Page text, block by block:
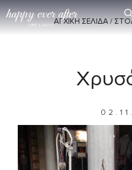
Μετάβαση
σε
ΑΡΧΙΚΗ ΣΕΛΙΔΑ/